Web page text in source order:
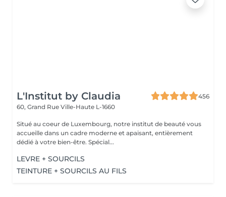
L'Institut by Claudia
456
60, Grand Rue Ville-Haute L-1660
Situé au coeur de Luxembourg, notre institut de beauté vous
accueille dans un cadre moderne et apaisant, entièrement
dédié à votre bien-être. Spécial...
LEVRE + SOURCILS
TEINTURE + SOURCILS AU FILS